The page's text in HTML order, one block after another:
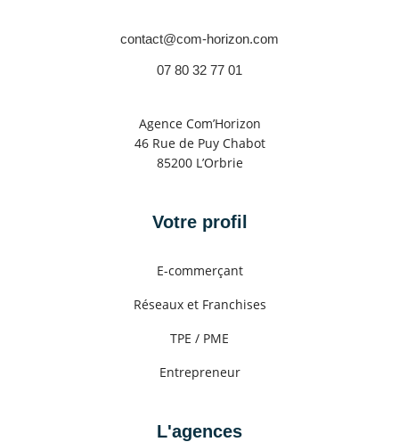
contact@com-horizon.com
07 80 32 77 01
Agence Com’Horizon
46 Rue de Puy Chabot
85200 L’Orbrie
Votre profil
E-commerçant
Réseaux et Franchises
TPE / PME
Entrepreneur
L'agences